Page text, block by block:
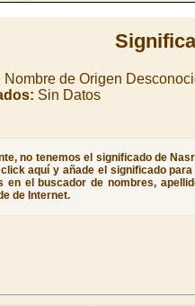
Nombre de Origen
Sin Datos
no tenemos el significado de
aquí y añade el significado
en el buscador de nombres,
de Internet.